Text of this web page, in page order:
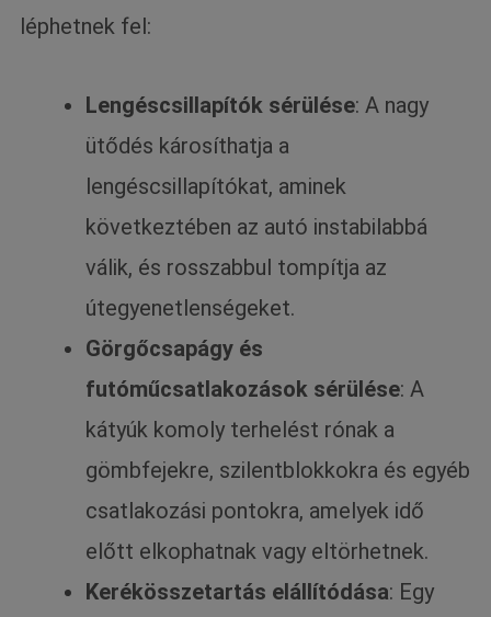
léphetnek fel:
Lengéscsillapítók sérülése: A nagy
ütődés károsíthatja a
lengéscsillapítókat, aminek
következtében az autó instabilabbá
válik, és rosszabbul tompítja az
útegyenetlenségeket.
Görgőcsapágy és
futóműcsatlakozások sérülése: A
kátyúk komoly terhelést rónak a
gömbfejekre, szilentblokkokra és egyéb
csatlakozási pontokra, amelyek idő
előtt elkophatnak vagy eltörhetnek.
Kerékösszetartás elállítódása: Egy